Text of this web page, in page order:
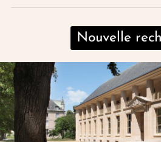
Nouvelle